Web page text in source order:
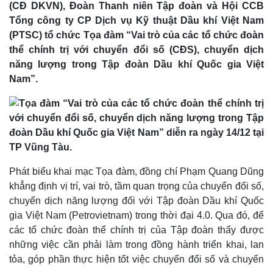
Thế giới
Quan sát
Cuộc sống đó đây
Hồ sơ
Multimedia
Video
Ảnh
E-Magazine
Infographic
(CĐ DKVN), Đoàn Thanh niên Tập đoàn và Hội CCB
Tổng công ty CP Dịch vụ Kỹ thuật Dầu khí Việt Nam
(PTSC) tổ chức Tọa đàm “Vai trò của các tổ chức đoàn
thể chính trị với chuyển đổi số (CĐS), chuyển dịch
năng lượng trong Tập đoàn Dầu khí Quốc gia Việt
Nam”.
Phát biểu khai mạc Tọa đàm, đồng chí Phạm Quang Dũng
khẳng định vị trí, vai trò, tầm quan trọng của chuyển đổi số,
chuyển dịch năng lượng đối với Tập đoàn Dầu khí Quốc
gia Việt Nam (Petrovietnam) trong thời đại 4.0. Qua đó, để
các tổ chức đoàn thể chính trị của Tập đoàn thấy được
những việc cần phải làm trong đồng hành triển khai, lan
tỏa, góp phần thực hiện tốt việc chuyển đổi số và chuyển